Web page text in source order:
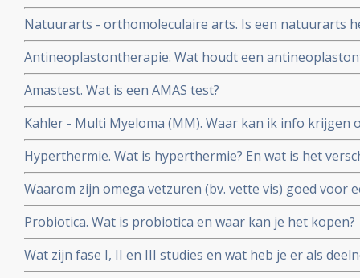
Natuurarts - orthomoleculaire arts. Is een natuurarts
orthomoleculaire arts?
Antineoplastontherapie. Wat houdt een
gebruikt?
Amastest. Wat is een AMAS test?
Kahler - Multi Myeloma (MM). Waar kan ik info krijgen
Myeloma?
Hyperthermie. Wat is hyperthermie? En wat is het
vormen van hyperthermie?
Waarom zijn omega vetzuren (bv. vette vis) goed voor
kankerpatiënten?
Probiotica. Wat is probiotica en waar kan je het kopen?
Wat zijn fase I, II en III studies en wat heb je er als